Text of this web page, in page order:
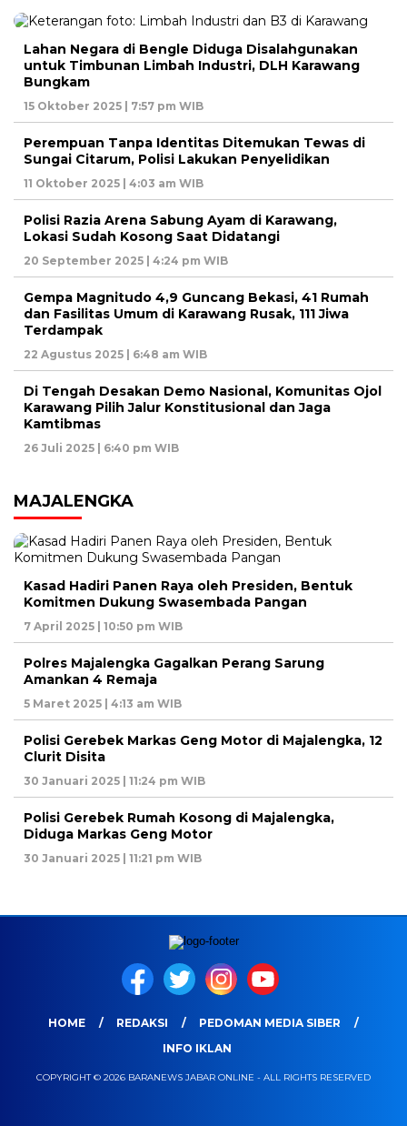
Lahan Negara di Bengle Diduga Disalahgunakan
untuk Timbunan Limbah Industri, DLH Karawang
Bungkam
15 Oktober 2025 | 7:57 pm WIB
Perempuan Tanpa Identitas Ditemukan Tewas di
Sungai Citarum, Polisi Lakukan Penyelidikan
11 Oktober 2025 | 4:03 am WIB
Polisi Razia Arena Sabung Ayam di Karawang,
Lokasi Sudah Kosong Saat Didatangi
20 September 2025 | 4:24 pm WIB
Gempa Magnitudo 4,9 Guncang Bekasi, 41 Rumah
dan Fasilitas Umum di Karawang Rusak, 111 Jiwa
Terdampak
22 Agustus 2025 | 6:48 am WIB
Di Tengah Desakan Demo Nasional, Komunitas Ojol
Karawang Pilih Jalur Konstitusional dan Jaga
Kamtibmas
26 Juli 2025 | 6:40 pm WIB
MAJALENGKA
Kasad Hadiri Panen Raya oleh Presiden, Bentuk
Komitmen Dukung Swasembada Pangan
7 April 2025 | 10:50 pm WIB
Polres Majalengka Gagalkan Perang Sarung
Amankan 4 Remaja
5 Maret 2025 | 4:13 am WIB
Polisi Gerebek Markas Geng Motor di Majalengka, 12
Clurit Disita
30 Januari 2025 | 11:24 pm WIB
Polisi Gerebek Rumah Kosong di Majalengka,
Diduga Markas Geng Motor
30 Januari 2025 | 11:21 pm WIB
HOME REDAKSI
PEDOMAN MEDIA SIBER
INFO IKLAN
COPYRIGHT © 2026 BARANEWS JABAR ONLINE - ALL RIGHTS RESERVED